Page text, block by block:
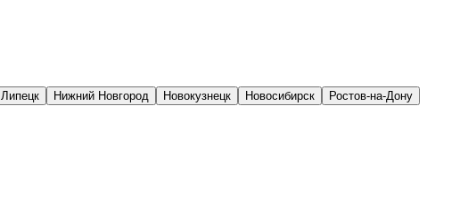
Липецк Нижний Новгород Новокузнецк Новосибирск
Ростов-на-Дону